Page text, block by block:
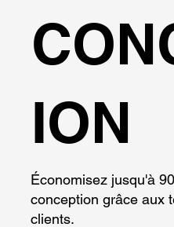
ION
Économisez jusqu'à
conception grâce aux
clients.